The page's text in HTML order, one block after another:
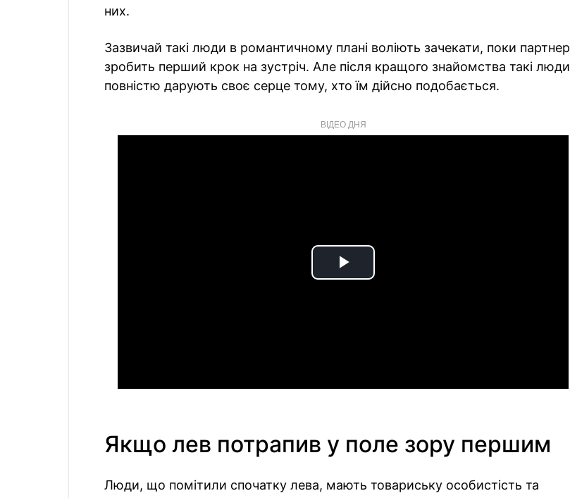
них.
Зазвичай такі люди в романтичному плані воліють зачекати, поки партнер
зробить перший крок на зустріч. Але після кращого знайомства такі люди
повністю дарують своє серце тому, хто їм дійсно подобається.
ВІДЕО ДНЯ
Play
Якщо лев потрапив у поле зору першим
Люди, що помітили спочатку лева, мають товариську особистість та